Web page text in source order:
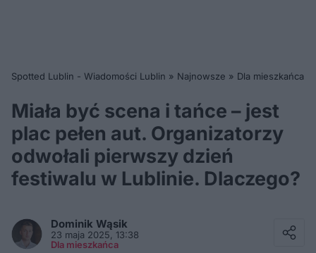
Spotted Lublin - Wiadomości Lublin » Najnowsze » Dla mieszkańca
Miała być scena i tańce – jest
plac pełen aut. Organizatorzy
odwołali pierwszy dzień
festiwalu w Lublinie. Dlaczego?
Dominik Wąsik
23 maja 2025, 13:38
Dla mieszkańca